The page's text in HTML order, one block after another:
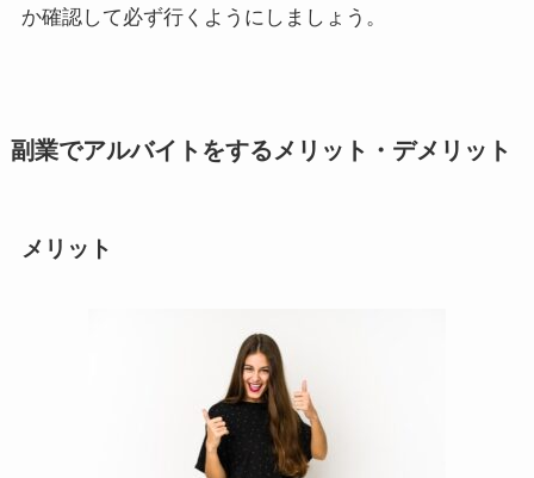
か確認して必ず行くようにしましょう。
副業でアルバイトをするメリット・デメリット
メリット